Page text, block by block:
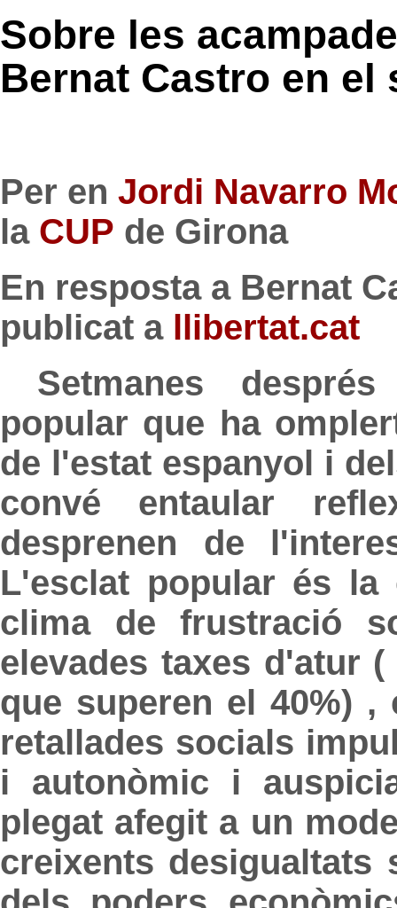
Sobre les
Bernat Castro en el
Per en Jordi Navarro
la CUP de Girona
En resposta a Bernat
publicat a llibertat.cat
Setmanes
popular que ha
de l'estat espanyol i
convé entaular
desprenen de
L'esclat popular és la
clima de frustració
elevades taxes d'atur
que superen el 40%)
retallades socials
i autonòmic i
plegat afegit a un
creixents desigualtats